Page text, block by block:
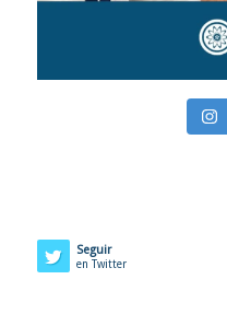
Seguir
en Twitter